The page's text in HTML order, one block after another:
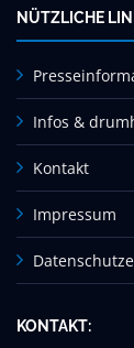
NÜTZLICHE
Infos &
Kontakt
Impressum
KONTAKT: